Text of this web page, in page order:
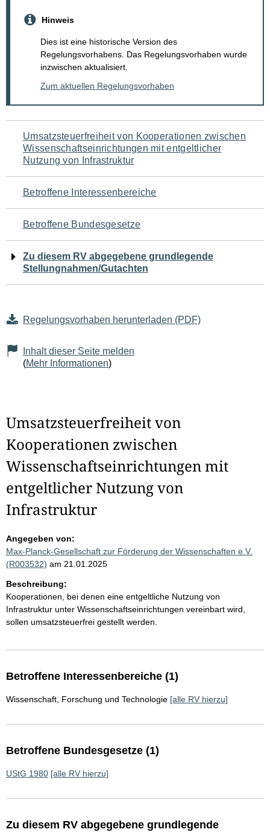
Hinweis
Dies ist eine historische Version des
Regelungsvorhabens. Das Regelungsvorhaben wurde
inzwischen aktualisiert.
Zum aktuellen Regelungsvorhaben
Navigation
für
den
Seiteninhalt
Umsatzsteuerfreiheit von Kooperationen zwischen
Wissenschaftseinrichtungen mit entgeltlicher
Nutzung von Infrastruktur
Betroffene Interessenbereiche
Betroffene Bundesgesetze
Zu diesem RV abgegebene grundlegende
Stellungnahmen/Gutachten
Regelungsvorhaben herunterladen (PDF)
Inhalt dieser Seite melden
(Mehr Informationen)
Umsatzsteuerfreiheit von
Kooperationen zwischen
Wissenschaftseinrichtungen mit
entgeltlicher Nutzung von
Infrastruktur
Angegeben von:
Max-Planck-Gesellschaft zur Förderung der Wissenschaften e.V.
(R003532) am 21.01.2025
Beschreibung:
Kooperationen, bei denen eine entgeltliche Nutzung von
Infrastruktur unter Wissenschaftseinrichtungen vereinbart wird,
sollen umsatzsteuerfrei gestellt werden.
Betroffene Interessenbereiche (1)
Wissenschaft, Forschung und Technologie [alle RV hierzu]
Betroffene Bundesgesetze (1)
UStG 1980 [alle RV hierzu]
Zu diesem RV abgegebene grundlegende